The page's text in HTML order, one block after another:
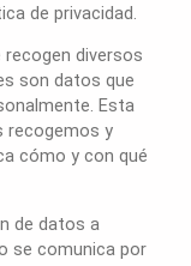
de privacidad.
diversos
son datos que
Esta
recogemos y
cómo y con qué
de datos a
se comunica por